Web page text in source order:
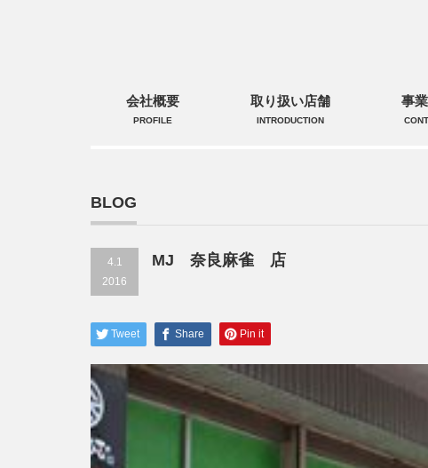
会社概要
PROFILE
取り扱い店舗
INTRODUCTION
事
BLOG
4.1
2016
MJ 奈良麻雀 店
Tweet Share Pin it